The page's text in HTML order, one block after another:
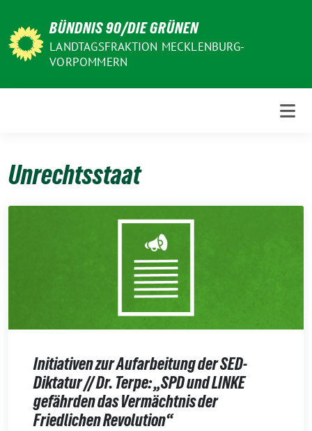
zum
Inhalt
BÜNDNIS 90/DIE GRÜNEN
LANDTAGSFRAKTION MECKLENBURG-
VORPOMMERN
Unrechtsstaat
Initiativen zur Aufarbeitung der SED-
Diktatur // Dr. Terpe: „SPD und LINKE
gefährden das Vermächtnis der
Friedlichen Revolution“